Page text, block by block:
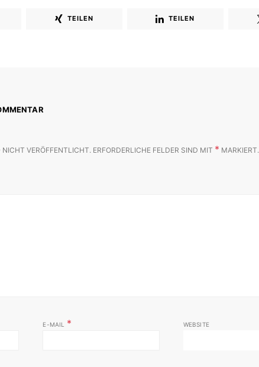
TEILEN TEILEN
VERÖFFENTLICHT. ERFORDERLICHE FELDER SIND MIT * MARKIERT.
E-MAIL * WEBSITE